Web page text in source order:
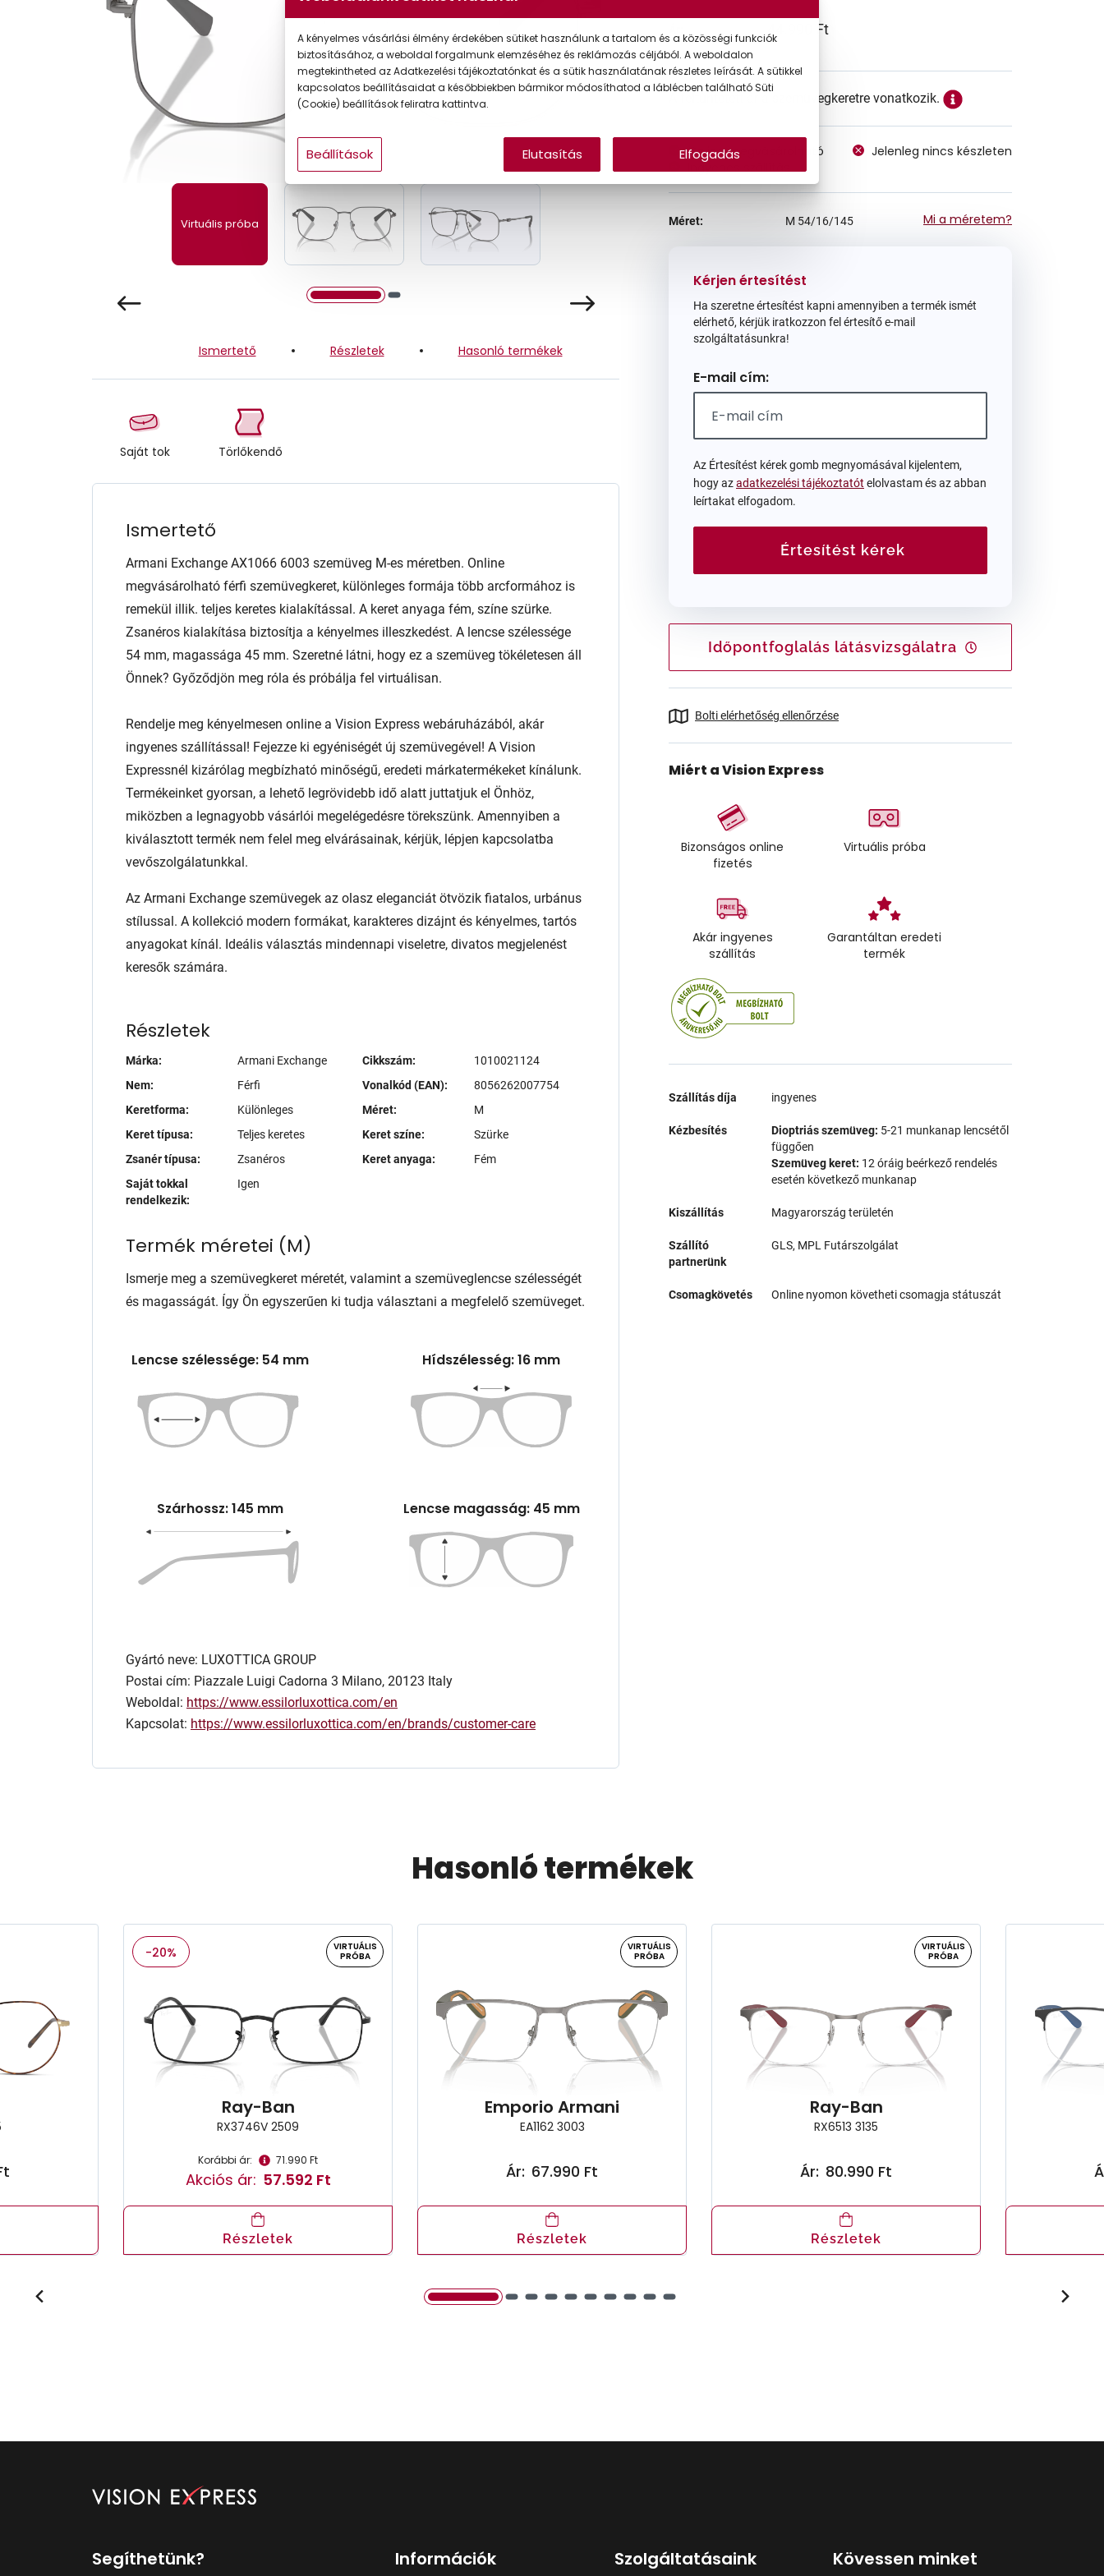
Gyermek
Virtuális próba
Ismertető Részletek Hasonló termékek
Saját tok Törlőkendő
Ismertető
Armani Exchange AX1066 6003 szemüveg M-es méretben. Online
megvásárolható férfi szemüvegkeret, különleges formája több arcformához is
remekül illik. teljes keretes kialakítással. A keret anyaga fém, színe szürke.
Zsanéros kialakítása biztosítja a kényelmes illeszkedést. A lencse szélessége
54 mm, magassága 45 mm. Szeretné látni, hogy ez a szemüveg tökéletesen áll
Önnek? Győződjön meg róla és próbálja fel virtuálisan.
Rendelje meg kényelmesen online a Vision Express webáruházából, akár
ingyenes szállítással! Fejezze ki egyéniségét új szemüvegével! A Vision
Expressnél kizárólag megbízható minőségű, eredeti márkatermékeket kínálunk.
Termékeinket gyorsan, a lehető legrövidebb idő alatt juttatjuk el Önhöz,
miközben a legnagyobb vásárlói megelégedésre törekszünk. Amennyiben a
kiválasztott termék nem felel meg elvárásainak, kérjük, lépjen kapcsolatba
vevőszolgálatunkkal.
Az Armani Exchange szemüvegek az olasz eleganciát ötvözik fiatalos, urbánus
stílussal. A kollekció modern formákat, karakteres dizájnt és kényelmes, tartós
anyagokat kínál. Ideális választás mindennapi viseletre, divatos megjelenést
keresők számára.
Részletek
Márka:
Armani Exchange
Nem:
Férfi
Keretforma:
Különleges
Keret típusa:
Teljes keretes
Zsanér típusa:
Zsanéros
Saját tokkal
rendelkezik:
Igen
Cikkszám:
1010021124
Vonalkód (EAN):
8056262007754
Méret:
M
Keret színe:
Szürke
Keret anyaga:
Fém
Termék méretei (M)
Ismerje meg a szemüvegkeret méretét, valamint a szemüveglencse szélességét
és magasságát. Így Ön egyszerűen ki tudja választani a megfelelő szemüveget.
Lencse szélessége: 54 mm Hídszélesség: 16 mm
Szárhossz: 145 mm Lencse magasság: 45 mm
Gyártó neve: LUXOTTICA GROUP
Postai cím: Piazzale Luigi Cadorna 3 Milano, 20123 Italy
Weboldal: https://www.essilorluxottica.com/en
Kapcsolat: https://www.essilorluxottica.com/en/brands/customer-care
44.990 Ft
A feltűntetett ár a szemüvegkeretre vonatkozik.
Online megvásárolható
Jelenleg nincs készleten
Ingyenes szállítás
Méret: M 54/16/145 Mi a méretem?
Kérjen értesítést
Ha szeretne értesítést kapni amennyiben a termék ismét
elérhető, kérjük iratkozzon fel értesítő e-mail
szolgáltatásunkra!
E-mail cím:
Az Értesítést kérek gomb megnyomásával kijelentem,
hogy azadatkezelési tájékoztatót elolvastam és az abban
leírtakat elfogadom.
Értesítést kérek
Időpontfoglalás látásvizsgálatra
Bolti elérhetőség ellenőrzése
Miért a Vision Express
Bizonságos online
fizetés
Virtuális próba
Akár ingyenes
szállítás
Garantáltan eredeti
termék
Szállítás díja ingyenes
Kézbesítés Dioptriás szemüveg: 5-21 munkanap lencsétől
függően
Szemüveg keret: 12 óráig beérkező rendelés
esetén következő munkanap
Kiszállítás Magyarország területén
Szállító
partnerünk
GLS, MPL Futárszolgálat
Csomagkövetés Online nyomon követheti csomagja státuszát
Hasonló termékek
-20%
VIRTUÁLIS
PRÓBA
Ray-Ban
RX3746V 2509
Korábbi ár: 71.990 Ft
Akciós ár: 57.592 Ft
Részletek
VIRTUÁLIS
PRÓBA
Emporio Armani
EA1162 3003
Ár: 67.990 Ft
Részletek
VIRTUÁLIS
PRÓBA
Ray-Ban
RX6513 3135
Ár: 80.990 Ft
Részletek
Segíthetünk? Információk Szolgáltatásaink Kövessen minket
A kényelmes vásárlási élmény érdekében sütiket használunk a tartalom és a közösségi funkciók
biztosításához, a weboldal forgalmunk elemzéséhez és reklámozás céljából. A weboldalon
megtekintheted az Adatkezelési tájékoztatónkat és a sütik használatának részletes leírását. A sütikkel
kapcsolatos beállításaidat a későbbiekben bármikor módosíthatod a láblécben található Süti
(Cookie) beállítások feliratra kattintva.
Beállítások Elutasítás Elfogadás